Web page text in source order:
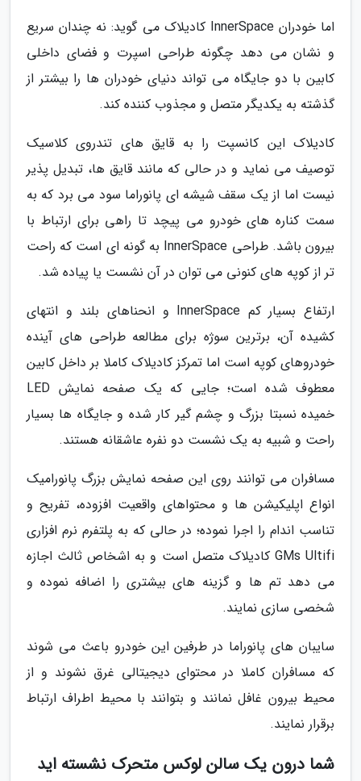
اما خودران InnerSpace کادیلاک می گوید: نه چندان سریع
و نشان می دهد چگونه طراحی اسپرت و فضای داخلی
کابین با دو جایگاه می تواند دنیای خودران ها را بیشتر از
گذشته به یکدیگر متصل و مجذوب کننده کند.
کادیلاک این کانسپت را به قایق های تندروی کلاسیک
توصیف می نماید و در حالی که مانند قایق ها، تبدیل پذیر
نیست اما از یک سقف شیشه ای پانوراما سود می برد که به
سمت کناره های خودرو می پیچد تا راهی برای ارتباط با
بیرون باشد. طراحی InnerSpace به گونه ای است که راحت
تر از کوپه های کنونی می توان در آن نشست یا پیاده شد.
ارتفاع بسیار کم InnerSpace و انحناهای بلند و انتهای
کشیده آن، برترین سوژه برای مطالعه طراحی های آینده
خودروهای کوپه است اما تمرکز کادیلاک کاملا بر داخل کابین
معطوف شده است؛ جایی که یک صفحه نمایش LED
خمیده نسبتا بزرگ و چشم گیر کار شده و جایگاه ها بسیار
راحت و شبیه به یک نشست دو نفره عاشقانه هستند.
مسافران می توانند روی این صفحه نمایش بزرگ پانورامیک
انواع اپلیکیشن ها و محتواهای واقعیت افزوده، تفریح و
تناسب اندام را اجرا نموده؛ در حالی که به پلتفرم نرم افزاری
GMs Ultifi کادیلاک متصل است و به اشخاص ثالث اجازه
می دهد تم ها و گزینه های بیشتری را اضافه نموده و
شخصی سازی نمایند.
سایبان های پانوراما در طرفین این خودرو باعث می شوند
که مسافران کاملا در محتوای دیجیتالی غرق نشوند و از
محیط بیرون غافل نمانند و بتوانند با محیط اطراف ارتباط
برقرار نمایند.
شما درون یک سالن لوکس متحرک نشسته اید